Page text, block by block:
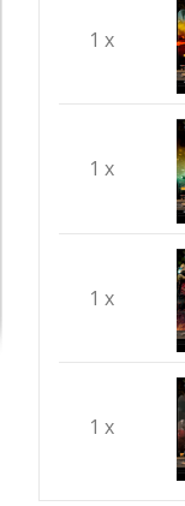
1 x
1 x
1 x
1 x